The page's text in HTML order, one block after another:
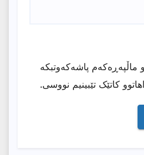
ماڵپەڕەکەم پاشەکەوتبکە
کاتێک تێبینیم نووسی.